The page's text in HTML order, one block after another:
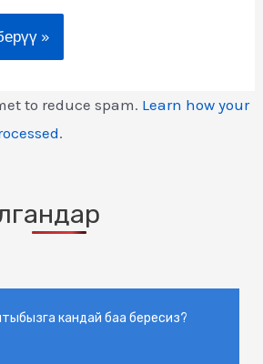
to reduce spam. Learn how your
.
кандай баа бересиз?